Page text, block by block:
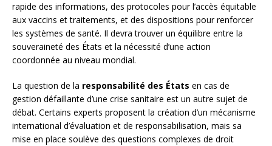
rapide des informations, des protocoles pour l’accès équitable
aux vaccins et traitements, et des dispositions pour renforcer
les systèmes de santé. Il devra trouver un équilibre entre la
souveraineté des États et la nécessité d’une action
coordonnée au niveau mondial.
La question de la responsabilité des États en cas de
gestion défaillante d’une crise sanitaire est un autre sujet de
débat. Certains experts proposent la création d’un mécanisme
international d’évaluation et de responsabilisation, mais sa
mise en place soulève des questions complexes de droit